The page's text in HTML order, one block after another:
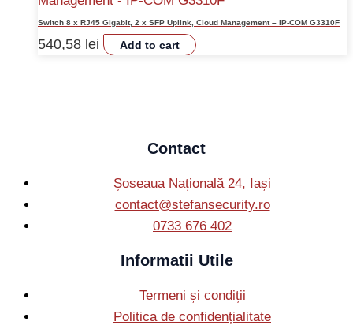
Switch 8 x RJ45 Gigabit, 2 x SFP Uplink, Cloud Management – IP-COM G3310F
540,58 lei Add to cart
Contact
Șoseaua Națională 24, Iași
contact@stefansecurity.ro
0733 676 402
Informatii Utile
Termeni și condiții
Politica de confidențialitate